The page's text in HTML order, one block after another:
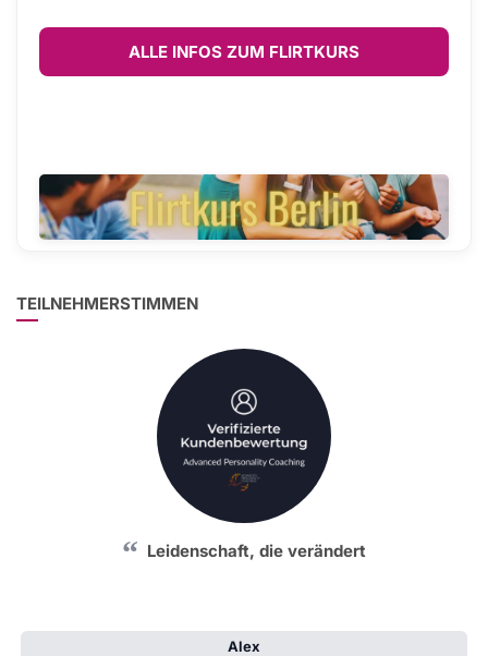
ALLE INFOS ZUM FLIRTKURS
TEILNEHMERSTIMMEN
Leidenschaft, die verändert
Alex